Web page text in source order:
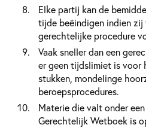
Elke partij kan de
tijde beëindigen indien zij
gerechtelijke procedure
Vaak sneller dan een
er geen tijdslimiet is voor
stukken, mondelinge
beroepsprocedures.
Materie die valt onder
Gerechtelijk Wetboek is